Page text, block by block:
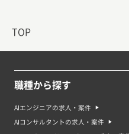
TOP
1
職種から探す
AIエンジニアの求人・案件
AIコンサルタントの求人・案件